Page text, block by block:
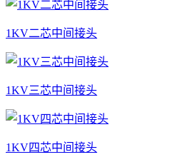
1KV二芯中间接头
1KV三芯中间接头
1KV四芯中间接头